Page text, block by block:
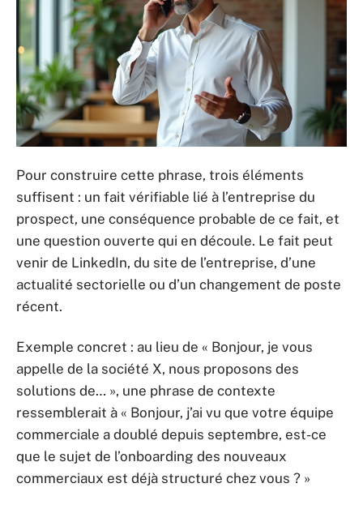
Pour construire cette phrase, trois éléments
suffisent : un fait vérifiable lié à l’entreprise du
prospect, une conséquence probable de ce fait, et
une question ouverte qui en découle. Le fait peut
venir de LinkedIn, du site de l’entreprise, d’une
actualité sectorielle ou d’un changement de poste
récent.
Exemple concret : au lieu de « Bonjour, je vous
appelle de la société X, nous proposons des
solutions de… », une phrase de contexte
ressemblerait à « Bonjour, j’ai vu que votre équipe
commerciale a doublé depuis septembre, est-ce
que le sujet de l’onboarding des nouveaux
commerciaux est déjà structuré chez vous ? »